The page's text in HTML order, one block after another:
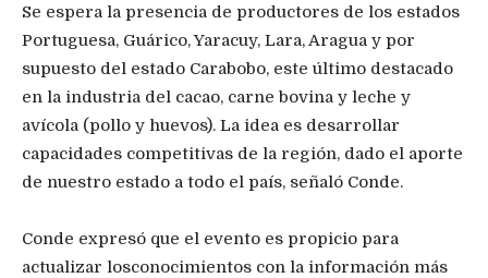
Se espera la presencia de productores de los estados
Portuguesa, Guárico, Yaracuy, Lara, Aragua y por
supuesto del estado Carabobo, este último destacado
en la industria del cacao, carne bovina y leche y
avícola (pollo y huevos). La idea es desarrollar
capacidades competitivas de la región, dado el aporte
de nuestro estado a todo el país, señaló Conde.
Conde expresó que el evento es propicio para
actualizar losconocimientos con la información más